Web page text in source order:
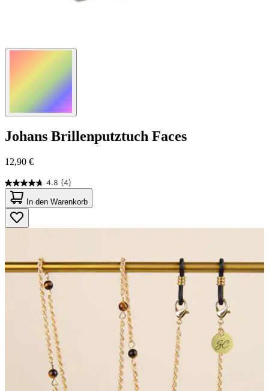
Johans Brillenputztuch Faces
12,90 €
4.8 (4)
4.8
von
5
Sternen.
4
In den Warenkorb